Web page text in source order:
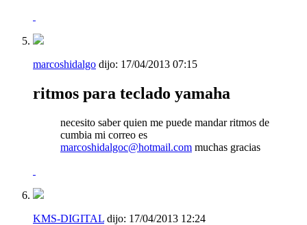
marcoshidalgo dijo: 17/04/2013 07:15
ritmos para teclado yamaha
necesito saber quien me puede mandar ritmos de
cumbia mi correo es
marcoshidalgoc@hotmail.com muchas gracias
KMS-DIGITAL dijo: 17/04/2013 12:24